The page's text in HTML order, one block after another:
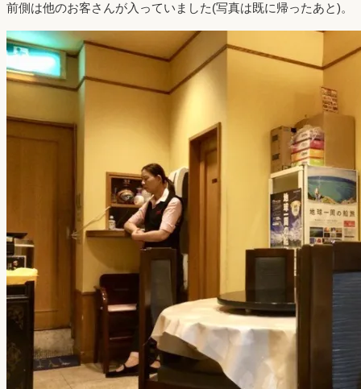
前側は他のお客さんが入っていました(写真は既に帰ったあと)。